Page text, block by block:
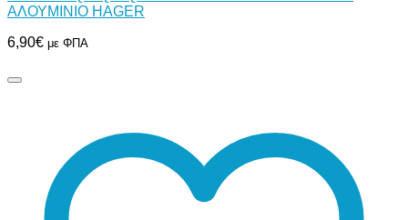
ΑΛΟΥΜΙΝΙΟ HAGER
6,90€ με ΦΠΑ